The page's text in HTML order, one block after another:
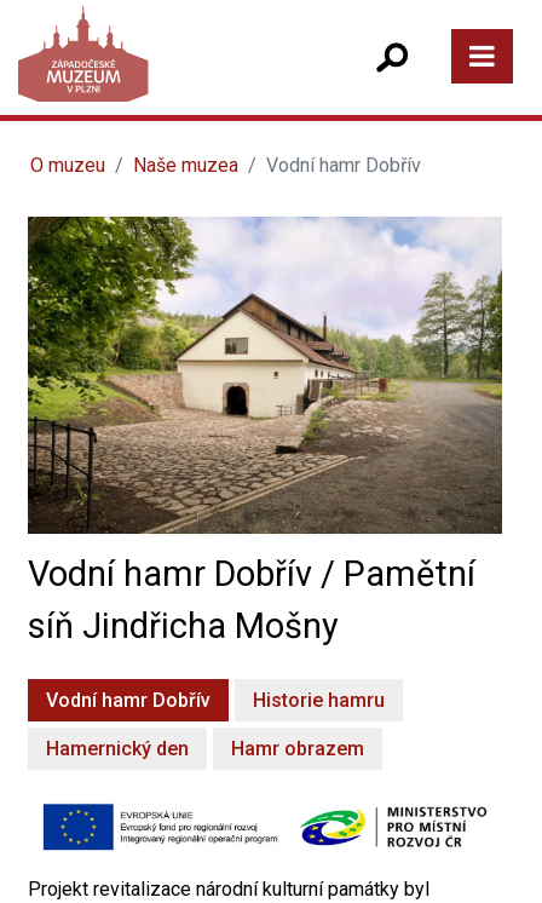
O muzeu Naše muzea Vodní hamr Dobřív
Vodní hamr Dobřív / Pamětní
síň Jindřicha Mošny
Vodní hamr Dobřív Historie hamru
Hamernický den Hamr obrazem
Projekt revitalizace národní kulturní památky byl